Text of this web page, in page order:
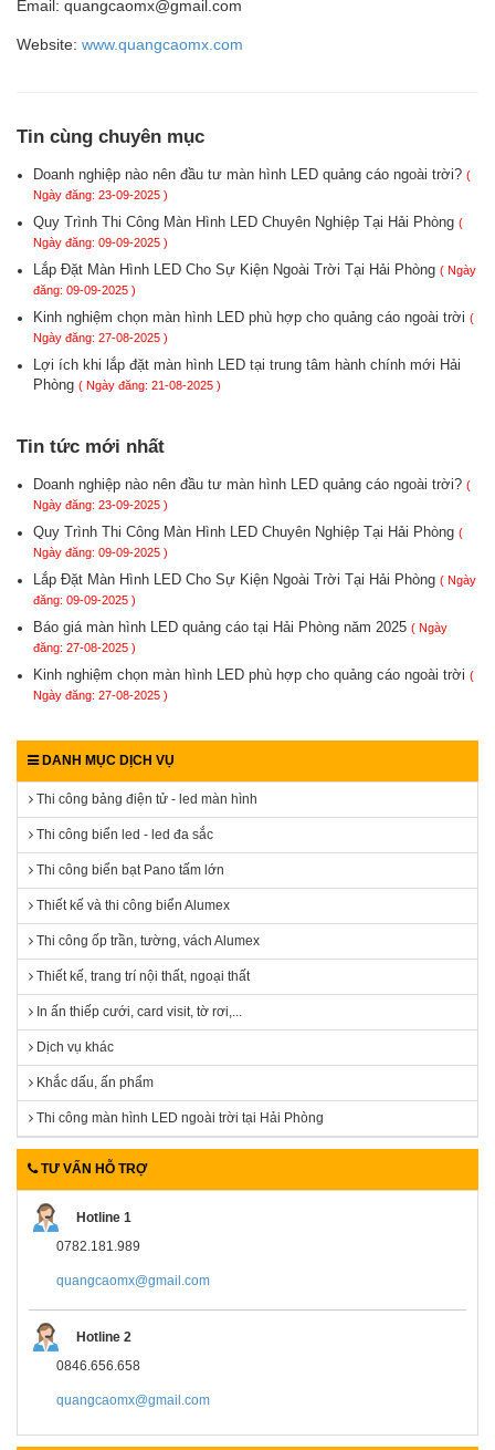
Email: quangcaomx@gmail.com
Website: www.quangcaomx.com
Tin cùng chuyên mục
Doanh nghiệp nào nên đầu tư màn hình LED quảng cáo ngoài trời? (
Ngày đăng: 23-09-2025 )
Quy Trình Thi Công Màn Hình LED Chuyên Nghiệp Tại Hải Phòng (
Ngày đăng: 09-09-2025 )
Lắp Đặt Màn Hình LED Cho Sự Kiện Ngoài Trời Tại Hải Phòng ( Ngày
đăng: 09-09-2025 )
Kinh nghiệm chọn màn hình LED phù hợp cho quảng cáo ngoài trời (
Ngày đăng: 27-08-2025 )
Lợi ích khi lắp đặt màn hình LED tại trung tâm hành chính mới Hải
Phòng ( Ngày đăng: 21-08-2025 )
Tin tức mới nhất
Doanh nghiệp nào nên đầu tư màn hình LED quảng cáo ngoài trời? (
Ngày đăng: 23-09-2025 )
Quy Trình Thi Công Màn Hình LED Chuyên Nghiệp Tại Hải Phòng (
Ngày đăng: 09-09-2025 )
Lắp Đặt Màn Hình LED Cho Sự Kiện Ngoài Trời Tại Hải Phòng ( Ngày
đăng: 09-09-2025 )
Báo giá màn hình LED quảng cáo tại Hải Phòng năm 2025 ( Ngày
đăng: 27-08-2025 )
Kinh nghiệm chọn màn hình LED phù hợp cho quảng cáo ngoài trời (
Ngày đăng: 27-08-2025 )
DANH MỤC DỊCH VỤ
Thi công bảng điện tử - led màn hình
Thi công biển led - led đa sắc
Thi công biển bạt Pano tấm lớn
Thiết kế và thi công biển Alumex
Thi công ốp trần, tường, vách Alumex
Thiết kế, trang trí nội thất, ngoại thất
In ấn thiếp cưới, card visit, tờ rơi,...
Dịch vụ khác
Khắc dấu, ấn phẩm
Thi công màn hình LED ngoài trời tại Hải Phòng
TƯ VẤN HỖ TRỢ
Hotline 1
0782.181.989
quangcaomx@gmail.com
Hotline 2
0846.656.658
quangcaomx@gmail.com